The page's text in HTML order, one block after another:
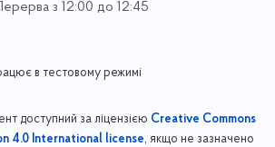
Перерва з 12:00 до 12:45
в тестовому режимі
доступний за ліцензією Creative Commons
4.0 International license, якщо не зазначено